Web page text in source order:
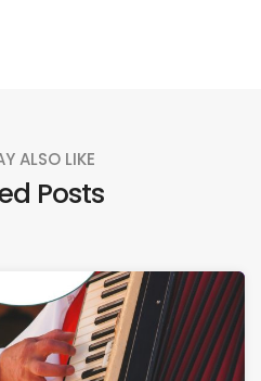
ALSO LIKE
Posts